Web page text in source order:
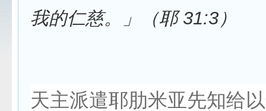
我的仁慈。」（耶 31:3）
天主派遣耶肋米亚先知给